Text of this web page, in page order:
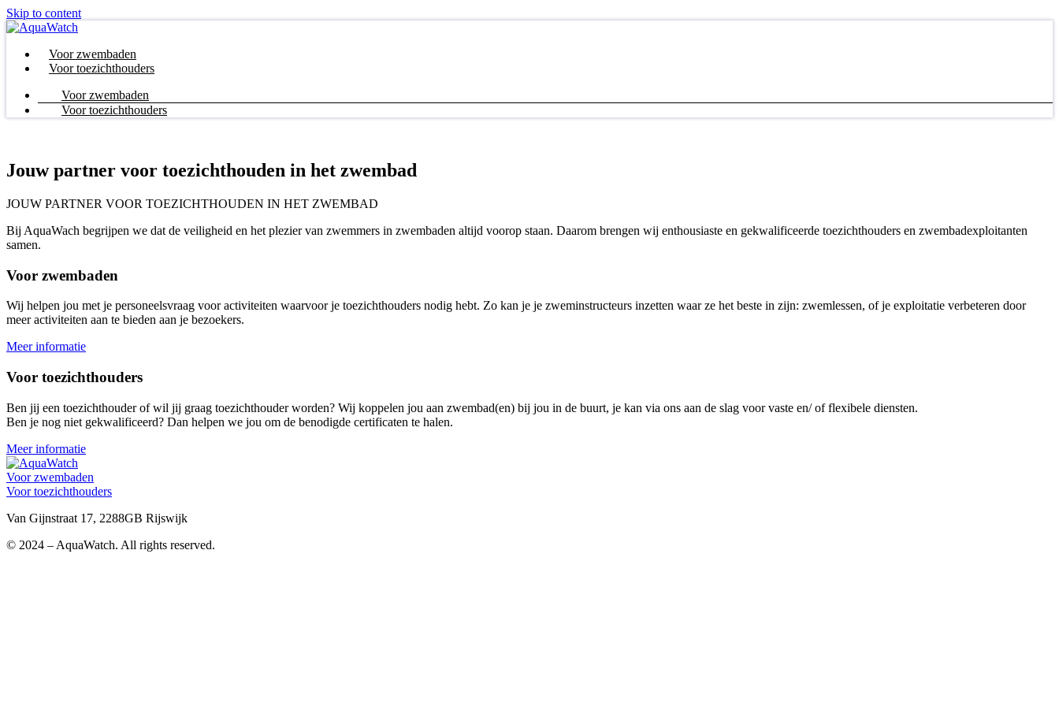
Skip to content
Voor zwembaden
Voor toezichthouders
Voor zwembaden
Voor toezichthouders
Jouw partner voor toezichthouden in het zwembad
JOUW PARTNER VOOR TOEZICHTHOUDEN IN HET ZWEMBAD​
Bij AquaWach begrijpen we dat de veiligheid en het plezier van zwemmers in zwembaden altijd voorop staan. Daarom brengen wij enthousiaste en gekwalificeerde toezichthouders en zwembadexploitanten
samen.
Voor zwembaden
Wij helpen jou met je personeelsvraag voor activiteiten waarvoor je toezichthouders nodig hebt. Zo kan je je zweminstructeurs inzetten waar ze het beste in zijn: zwemlessen, of je exploitatie verbeteren door
meer activiteiten aan te bieden aan je bezoekers.
Meer informatie
Voor toezichthouders
Ben jij een toezichthouder of wil jij graag toezichthouder worden? Wij koppelen jou aan zwembad(en) bij jou in de buurt, je kan via ons aan de slag voor vaste en/ of flexibele diensten.
Ben je nog niet gekwalificeerd? Dan helpen we jou om de benodigde certificaten te halen.
Meer informatie
Voor zwembaden
Voor toezichthouders
Van Gijnstraat 17, 2288GB Rijswijk
© 2024 – AquaWatch. All rights reserved.